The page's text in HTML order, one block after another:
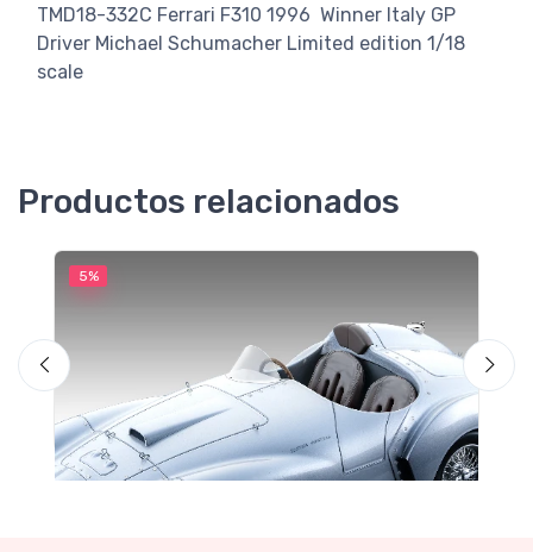
TMD18-332C Ferrari F310 1996 Winner Italy GP
Driver Michael Schumacher Limited edition 1/18
scale
Productos relacionados
5%